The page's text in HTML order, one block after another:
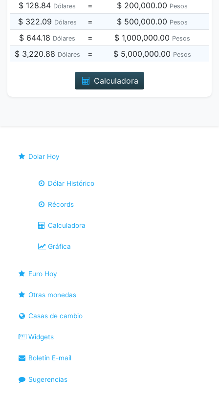
$ 128.84 Dólares = $ 200,000.00 Pesos
$ 322.09 Dólares = $ 500,000.00 Pesos
$ 644.18 Dólares = $ 1,000,000.00 Pesos
$ 3,220.88 Dólares = $ 5,000,000.00 Pesos
Calculadora
Dolar Hoy
Dólar Histórico
Récords
Calculadora
Gráfica
Euro Hoy
Otras monedas
Casas de cambio
Widgets
Boletín E-mail
Sugerencias